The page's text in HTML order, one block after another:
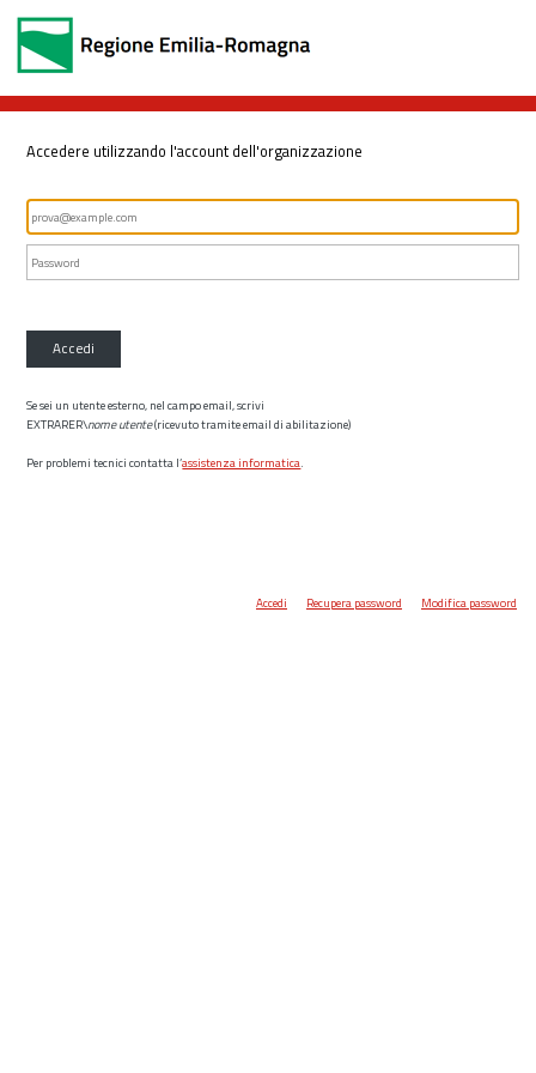
Accedere utilizzando l'account dell'organizzazione
Accedi
Se sei un utente esterno, nel campo email, scrivi
EXTRARER\nome utente(ricevuto tramite email di abilitazione)
Per problemi tecnici contatta l’assistenza informatica.
Accedi Recupera password Modifica password